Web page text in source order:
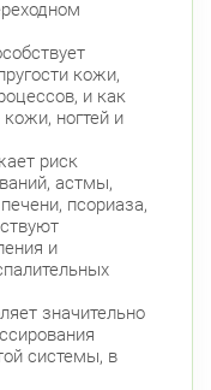
кожи,
и как
ногтей и
риск
астмы,
псориаза,
и
значительно
системы, в